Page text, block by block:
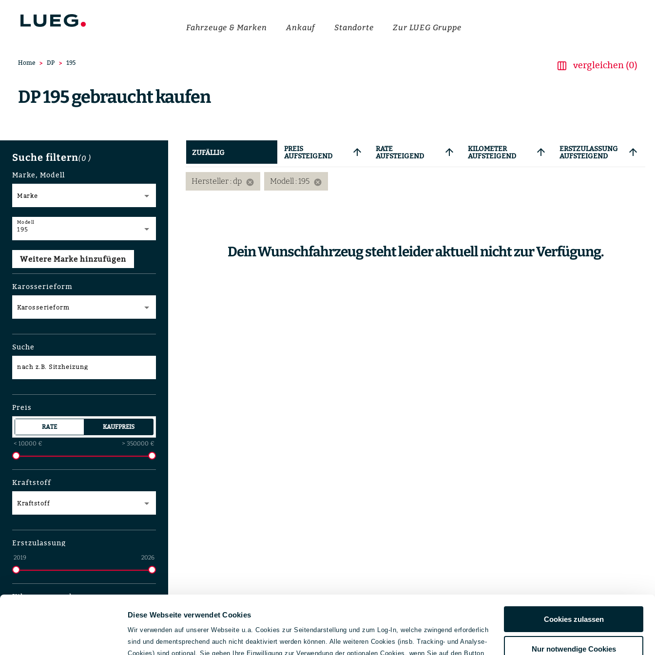
Diese Webseite verwendet Cookies
Wir verwenden auf unserer Webseite u.a. Cookies zur Seitendarstellung und zum Log-In, welche zwingend erforderlich
sind und dementsprechend auch nicht deaktiviert werden können. Alle weiteren Cookies (insb. Tracking- und Analyse-
Cookies) sind optional. Sie geben Ihre Einwilligung zur Verwendung der optionalen Cookies, wenn Sie auf den Button
Cookies zulassen
Nur notwendige Cookies
Fahrzeuge & Marken Ankauf Standorte Zur LUEG Gruppe
Home DP 195 vergleichen (0)
DP 195 gebraucht kaufen
Suche filtern(0 )
Marke, Modell
Marke
195
Modell
Weitere Marke hinzufügen
Karosserieform
Karosserieform
Suche
nach z.B. Sitzheizung
Preis
RATE KAUFPREIS
< 10.000 € > 350.000 €
Kraftstoff
Kraftstoff
Erstzulassung
2019 2026
Kilometerstand
140.000 km
ZUFÄLLIG PREIS
AUFSTEIGEND arrow_upward RATE
AUFSTEIGEND arrow_upward KILOMETER
AUFSTEIGEND arrow_upward ERSTZULASSUNG
AUFSTEIGEND arrow_upward
Hersteller : dp cancel Modell : 195 cancel
Dein Wunschfahrzeug steht leider aktuell nicht zur Verfügung.